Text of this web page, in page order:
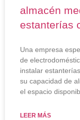
almacén
estanterías
Una empresa
de
instalar
su capacidad de
el espacio
LEER MÁS